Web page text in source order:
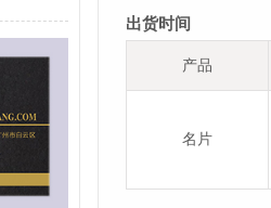
出货时间
产品
名片